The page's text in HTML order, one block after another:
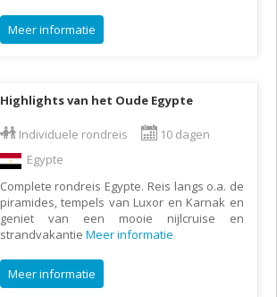
Meer informatie
Highlights van het Oude Egypte
Individuele rondreis
10 dagen
Egypte
Complete rondreis Egypte. Reis langs o.a. de
piramides, tempels van Luxor en Karnak en
geniet van een mooie nijlcruise en
strandvakantie Meer informatie
Meer informatie